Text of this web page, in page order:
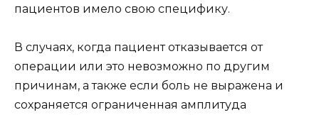
пациентов имело свою специфику.
В случаях, когда пациент отказывается от
операции или это невозможно по другим
причинам, а также если боль не выражена и
сохраняется ограниченная амплитуда